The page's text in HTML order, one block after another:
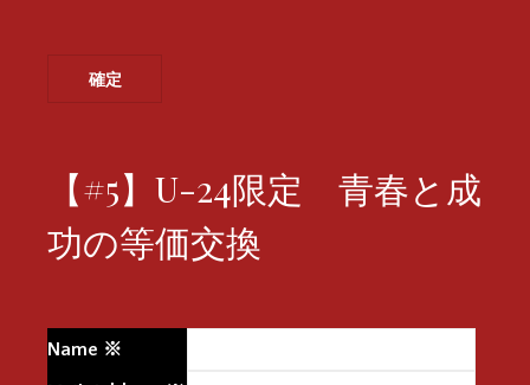
【#5】U-24限定 青春と成
功の等価交換
Name ※